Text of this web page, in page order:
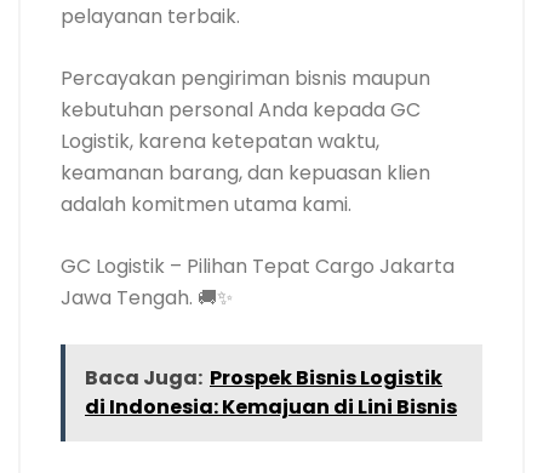
pelayanan terbaik.
Percayakan pengiriman bisnis maupun
kebutuhan personal Anda kepada GC
Logistik, karena ketepatan waktu,
keamanan barang, dan kepuasan klien
adalah komitmen utama kami.
GC Logistik – Pilihan Tepat Cargo Jakarta
Jawa Tengah. 🚚✨
Baca Juga: Prospek Bisnis Logistik
di Indonesia: Kemajuan di Lini Bisnis